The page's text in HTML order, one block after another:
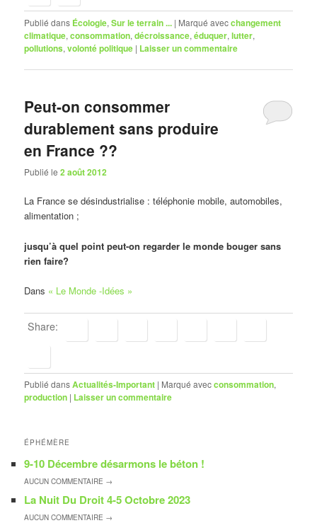
Publié dans Écologie,Sur le terrain ... | Marqué avecchangement
climatique,consommation,décroissance,éduquer,lutter,
pollutions,volonté politique | Laisser un commentaire
Peut-on consommer
durablement sans produire
en France ??
Publié le2 août 2012
La France se désindustrialise : téléphonie mobile, automobiles,
alimentation ;
jusqu’à quel point peut-on regarder le monde bouger sans
rien faire?
Dans « Le Monde -Idées »
Share:
Publié dansActualités-Important | Marqué avecconsommation,
production | Laisser un commentaire
ÉPHÉMÈRE
9-10 Décembre désarmons le béton !
AUCUNCOMMENTAIRE →
La Nuit Du Droit 4-5 Octobre 2023
AUCUNCOMMENTAIRE →